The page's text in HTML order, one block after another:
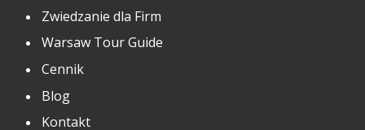
Zwiedzanie dla Firm
Warsaw Tour Guide
Cennik
Blog
Kontakt